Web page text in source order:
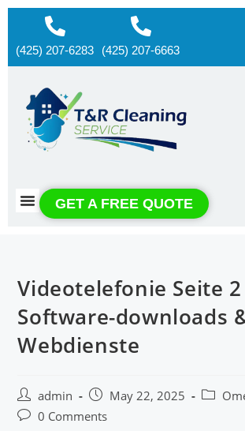
(425) 207-6283 (425) 207-6663
GET A FREE QUOTE
Videotelefonie Seite 2
Software-downloads
Webdienste
admin May 22, 2025
0 Comments